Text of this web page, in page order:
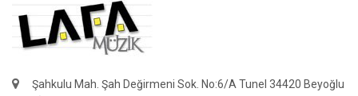
Şahkulu Mah. Şah Değirmeni Sok. No:6/A Tunel 34420 Beyoğlu